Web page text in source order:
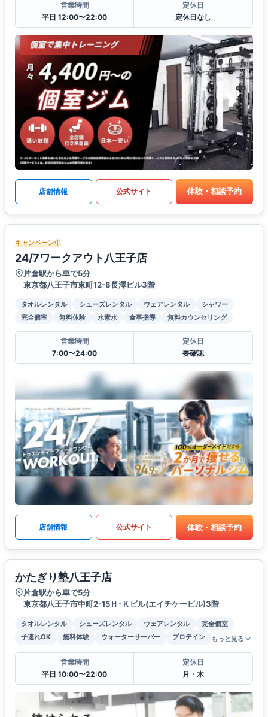
営業時間
平日 12:00〜22:00
定休日
定休日なし
店舗情報 公式サイト 体験・相談予約
キャンペーン中
24/7ワークアウト八王子店
片倉駅から車で5分
東京都八王子市東町12-8長澤ビル3階
タオルレンタル シューズレンタル ウェアレンタル
シャワー
完全個室
無料体験 水素水 食事指導 無料カウンセリング
営業時間
7:00〜24:00
定休日
要確認
店舗情報 公式サイト 体験・相談予約
かたぎり塾八王子店
片倉駅から車で5分
東京都八王子市中町2-15Ｈ･Ｋビル(エイチケービル)3階
タオルレンタル シューズレンタル ウェアレンタル
完全個室
子連れOK
無料体験 ウォーターサーバー プロテイン もっと見る
営業時間
平日 10:00〜22:00
定休日
月・木